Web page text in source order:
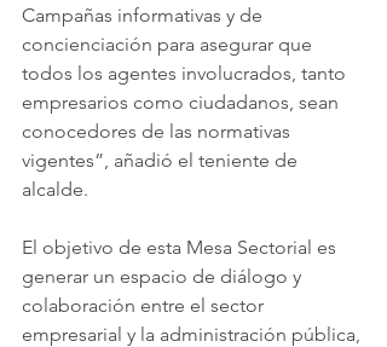
Campañas informativas y de
concienciación para asegurar que
todos los agentes involucrados, tanto
empresarios como ciudadanos, sean
conocedores de las normativas
vigentes”, añadió el teniente de
alcalde.
El objetivo de esta Mesa Sectorial es
generar un espacio de diálogo y
colaboración entre el sector
empresarial y la administración pública,